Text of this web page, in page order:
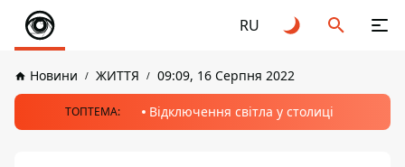
RU
Новини ЖИТТЯ 09:09, 16 Серпня 2022
ТОПТЕМА: Відключення світла у столиці